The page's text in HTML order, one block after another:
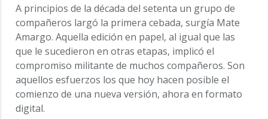
A principios de la década del setenta un grupo de
compañeros largó la primera cebada, surgía Mate
Amargo. Aquella edición en papel, al igual que las
que le sucedieron en otras etapas, implicó el
compromiso militante de muchos compañeros. Son
aquellos esfuerzos los que hoy hacen posible el
comienzo de una nueva versión, ahora en formato
digital.